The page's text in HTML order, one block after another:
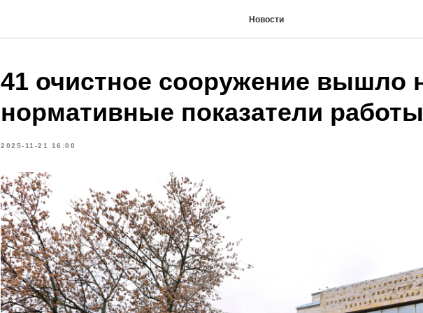
Новости
41 очистное сооружение вышло
нормативные показатели работы
2025-11-21 16:00